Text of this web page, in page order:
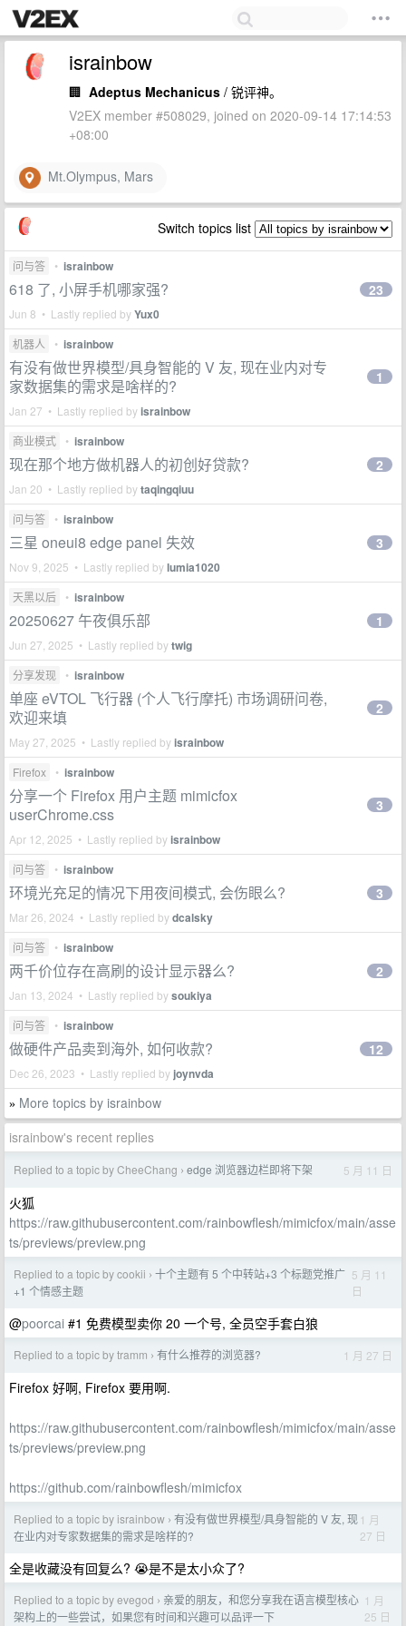
israinbow
🏢 Adeptus Mechanicus / 锐评神。
V2EX member #508029, joined on 2020-09-14 17:14:53
+08:00
Mt.Olympus, Mars
Switch topics list
问与答 • israinbow
618 了, 小屏手机哪家强?
Jun 8 • Lastly replied byYux0
23
机器人 • israinbow
有没有做世界模型/具身智能的 V 友, 现在业内对专
家数据集的需求是啥样的?
Jan 27 • Lastly replied byisrainbow
1
商业模式 • israinbow
现在那个地方做机器人的初创好贷款?
Jan 20 • Lastly replied bytaqingqiuu
2
问与答 • israinbow
三星 oneui8 edge panel 失效
Nov 9, 2025 • Lastly replied bylumia1020
3
天黑以后 • israinbow
20250627 午夜俱乐部
Jun 27, 2025 • Lastly replied bytwig
1
分享发现 • israinbow
单座 eVTOL 飞行器 (个人飞行摩托) 市场调研问卷,
欢迎来填
May 27, 2025 • Lastly replied byisrainbow
2
Firefox • israinbow
分享一个 Firefox 用户主题 mimicfox
userChrome.css
Apr 12, 2025 • Lastly replied byisrainbow
3
问与答 • israinbow
环境光充足的情况下用夜间模式, 会伤眼么?
Mar 26, 2024 • Lastly replied bydcalsky
3
问与答 • israinbow
两千价位存在高刷的设计显示器么?
Jan 13, 2024 • Lastly replied bysoukiya
2
问与答 • israinbow
做硬件产品卖到海外, 如何收款?
Dec 26, 2023 • Lastly replied by joynvda
12
» More topics by israinbow
israinbow's recent replies
Replied to a topic by CheeChang › edge 浏览器边栏即将下架 5 月 11 日
火狐
https://raw.githubusercontent.com/rainbowflesh/mimicfox/main/asse
ts/previews/preview.png
Replied to a topic by cookii › 十个主题有 5 个中转站+3 个标题党推广
+1 个情感主题
5 月 11
日
@poorcai #1 免费模型卖你 20 一个号, 全员空手套白狼
Replied to a topic by tramm › 有什么推荐的浏览器? 1 月 27 日
Firefox 好啊, Firefox 要用啊.
https://raw.githubusercontent.com/rainbowflesh/mimicfox/main/asse
ts/previews/preview.png
https://github.com/rainbowflesh/mimicfox
Replied to a topic by israinbow › 有没有做世界模型/具身智能的 V 友, 现
在业内对专家数据集的需求是啥样的?
1 月
27 日
全是收藏没有回复么? 😭是不是太小众了?
Replied to a topic by evegod › 亲爱的朋友，和您分享我在语言模型核心
架构上的一些尝试，如果您有时间和兴趣可以品评一下
1 月
25 日